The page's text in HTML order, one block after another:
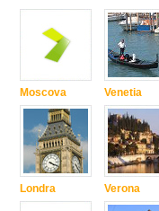
Moscova
Londra
Venetia
Verona